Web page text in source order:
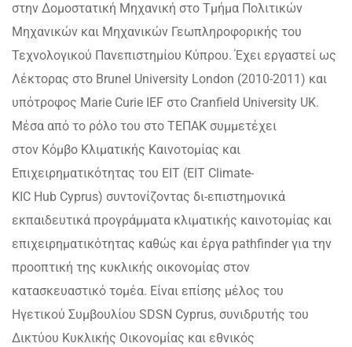
στην Δομοστατική Μηχανική στο Τμήμα Πολιτικών
Μηχανικών και Μηχανικών Γεωπληροφορικής του
Τεχνολογικού Πανεπιστημίου Κύπρου. Έχει εργαστεί ως
Λέκτορας στο Brunel University London (2010-2011) και
υπότροφος Marie Curie IEF στο Cranfield University UK.
Μέσα από το ρόλο του στο ΤΕΠΑΚ συμμετέχει
στον Κόμβο Κλιματικής Καινοτομίας και
Επιχειρηματικότητας του ΕΙΤ (EIT Climate-
KIC Hub Cyprus) συντονίζοντας δι-επιστημονικά
εκπαιδευτικά προγράμματα κλιματικής καινοτομίας και
επιχειρηματικότητας καθώς και έργα pathfinder για την
προοπτική της κυκλικής οικονομίας στον
κατασκευαστικό τομέα. Είναι επίσης μέλος του
Ηγετικού Συμβουλίου SDSN Cyprus, συνιδρυτής του
Δικτύου Κυκλικής Οικονομίας και εθνικός